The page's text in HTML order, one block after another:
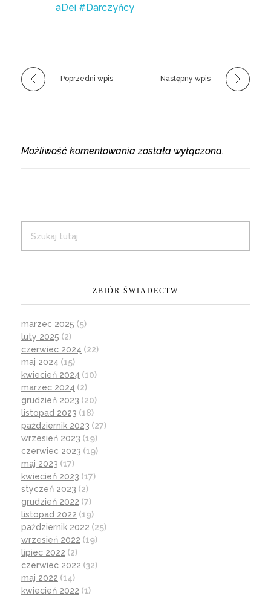
aDei #Darczyńcy
Poprzedni wpis Następny wpis
Możliwość komentowania została wyłączona.
ZBIÓR ŚWIADECTW
marzec 2025 (5)
luty 2025 (2)
czerwiec 2024 (22)
maj 2024 (15)
kwiecień 2024 (10)
marzec 2024 (2)
grudzień 2023 (20)
listopad 2023 (18)
październik 2023 (27)
wrzesień 2023 (19)
czerwiec 2023 (19)
maj 2023 (17)
kwiecień 2023 (17)
styczeń 2023 (2)
grudzień 2022 (7)
listopad 2022 (19)
październik 2022 (25)
wrzesień 2022 (19)
lipiec 2022 (2)
czerwiec 2022 (32)
maj 2022 (14)
kwiecień 2022 (1)